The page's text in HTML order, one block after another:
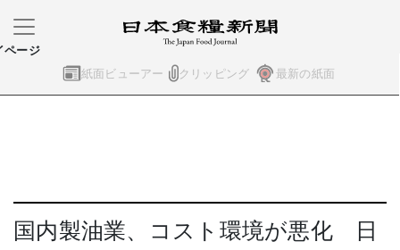
紙面ビューアー クリッピング 最新の紙面
ページ
国内製油業、コスト環境が悪化 日